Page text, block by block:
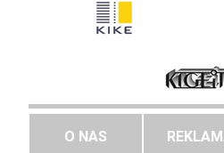
O NAS